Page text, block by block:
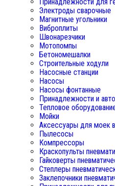
Электроды сварочные
Магнитные угольники
Виброплиты
Швонарезчики
Мотопомпы
Бетономешалки
Строительные ходули
Насосные станции
Насосы
Насосы фонтанные
Принадлежности и
Тепловое
Мойки
Аксессуары для моек
Пылесосы
Компрессоры
Краскопульты
Гайковерты
Степлеры
Заклепочники